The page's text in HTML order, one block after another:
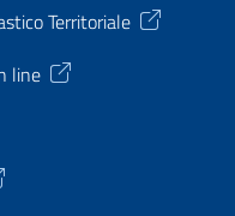
Territoriale
line